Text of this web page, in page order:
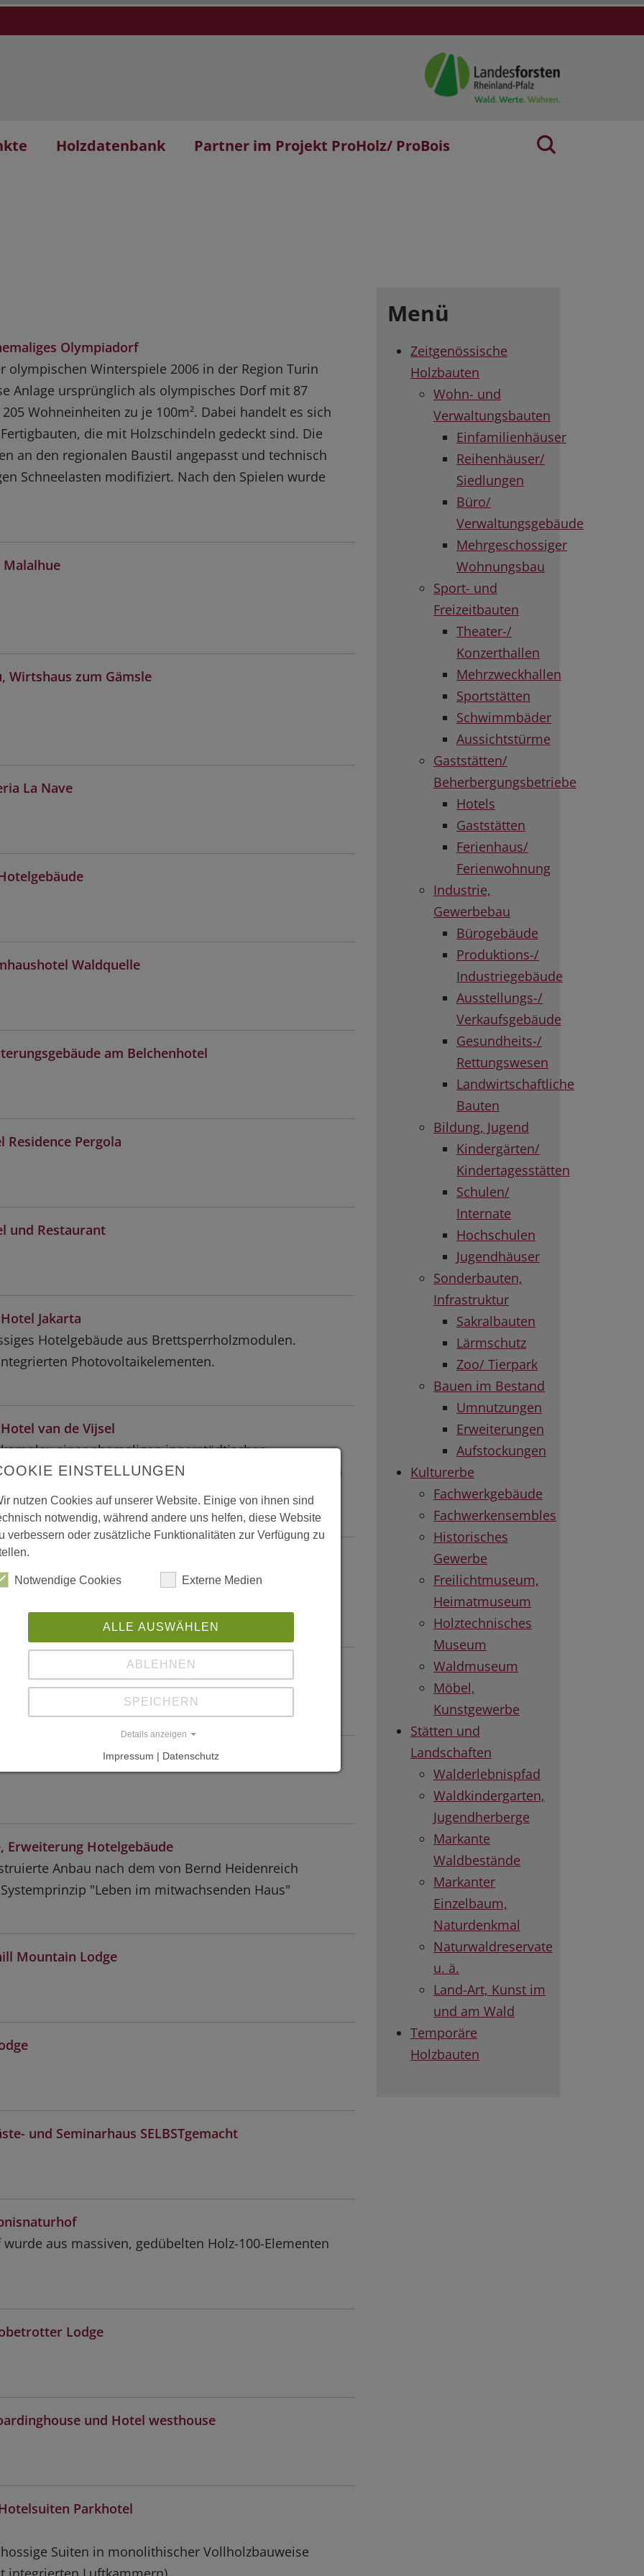
Holzdatenbank
Partner im Projekt ProHolz/ ProBois
Olympiadorf
olympischen Winterspiele 2006 in der Region Turin
Anlage ursprünglich als olympisches Dorf mit 87
Wohneinheiten zu je 100m². Dabei handelt es sich
die mit Holzschindeln gedeckt sind. Die
an den regionalen Baustil angepasst und technisch
Schneelasten modifiziert. Nach den Spielen wurde
Malalhue
Wirtshaus zum Gämsle
La Nave
Waldquelle
am Belchenhotel
Residence Pergola
und Restaurant
Jakarta
Hotelgebäude aus Brettsperrholzmodulen.
Photovoltaikelementen.
van de Vijsel
einer ehemaligen innerstädtischen
wurde unter Belassen der alten Holzkonstruktion in ein
Hotel umgewandelt
Hotelgebäude mit 202 Zimmern. Errichtet aus
Beton-Skelett-Modulen mit Wänden aus Holz
Vientos del Sur
"The Base"
Erweiterung Hotelgebäude
Anbau nach dem von Bernd Heidenreich
"Leben im mitwachsenden Haus"
Mountain Lodge
und Seminarhaus SELBSTgemacht
aus massiven, gedübelten Holz-100-Elementen
Lodge
und Hotel westhouse
Parkhotel
Suiten in monolithischer Vollholzbauweise
Menü
Zeitgenössische
Holzbauten
Wohn- und
Verwaltungsbauten
Einfamilienhäuser
Reihenhäuser/
Siedlungen
Büro/
Verwaltungsgebäude
Mehrgeschossiger
Wohnungsbau
Sport- und
Freizeitbauten
Theater-/
Konzerthallen
Mehrzweckhallen
Sportstätten
Schwimmbäder
Aussichtstürme
Gaststätten/
Beherbergungsbetriebe
Hotels
Gaststätten
Ferienhaus/
Ferienwohnung
Industrie,
Gewerbebau
Bürogebäude
Produktions-/
Industriegebäude
Ausstellungs-/
Verkaufsgebäude
Gesundheits-/
Rettungswesen
Landwirtschaftliche
Bauten
Bildung, Jugend
Kindergärten/
Kindertagesstätten
Schulen/
Internate
Hochschulen
Jugendhäuser
Sonderbauten,
Infrastruktur
Sakralbauten
Lärmschutz
Zoo/ Tierpark
Bauen im Bestand
Umnutzungen
Erweiterungen
Aufstockungen
Kulturerbe
Fachwerkgebäude
Fachwerkensembles
Historisches
Gewerbe
Freilichtmuseum,
Heimatmuseum
Holztechnisches
Museum
Waldmuseum
Möbel,
Kunstgewerbe
Stätten und
Landschaften
Walderlebnispfad
Waldkindergarten,
Jugendherberge
Markante
Waldbestände
Markanter
Einzelbaum,
Naturdenkmal
Naturwaldreservate
u. ä.
Land-Art, Kunst im
und am Wald
Temporäre
Holzbauten
EINSTELLUNGEN
nutzen Cookies auf unserer Website. Einige von ihnen sind
notwendig, während andere uns helfen, diese Website
verbessern oder zusätzliche Funktionalitäten zur Verfügung zu
Notwendige Cookies Externe Medien
ALLE AUSWÄHLEN
ABLEHNEN
SPEICHERN
Details anzeigen
Impressum | Datenschutz